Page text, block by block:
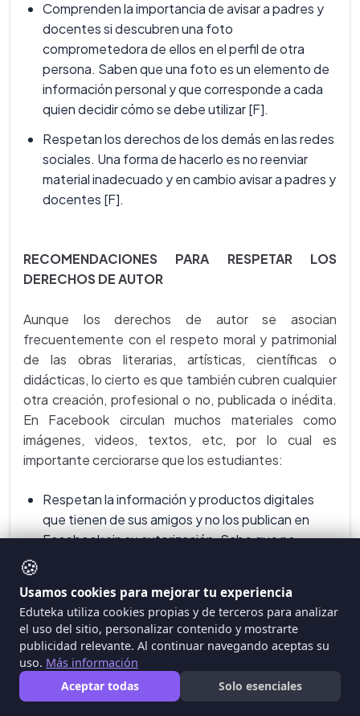
Comprenden la importancia de avisar a padres y
docentes si descubren una foto
comprometedora de ellos en el perfil de otra
persona. Saben que una foto es un elemento de
información personal y que corresponde a cada
quien decidir cómo se debe utilizar [F].
Respetan los derechos de los demás en las redes
sociales. Una forma de hacerlo es no reenviar
material inadecuado y en cambio avisar a padres y
docentes [F].
RECOMENDACIONES PARA RESPETAR LOS
DERECHOS DE AUTOR
Aunque los derechos de autor se asocian
frecuentemente con el respeto moral y patrimonial
de las obras literarias, artísticas, científicas o
didácticas, lo cierto es que también cubren cualquier
otra creación, profesional o no, publicada o inédita.
En Facebook circulan muchos materiales como
imágenes, videos, textos, etc, por lo cual es
importante cerciorarse que los estudiantes:
Respetan la información y productos digitales
que tienen de sus amigos y no los publican en
Facebook sin su autorización. Sabe que no
antes con su permiso.
Leen las reglas antes de utilizar cualquier material
que encuentran en línea. Buena parte del material
que aparece en Internet está protegido por
derechos de autor. Eso significa que no está
🍪
Usamos cookies para mejorar tu experiencia
Eduteka utiliza cookies propias y de terceros para analizar
el uso del sitio, personalizar contenido y mostrarte
publicidad relevante. Al continuar navegando aceptas su
uso. Más información
Aceptar todas
Solo esenciales